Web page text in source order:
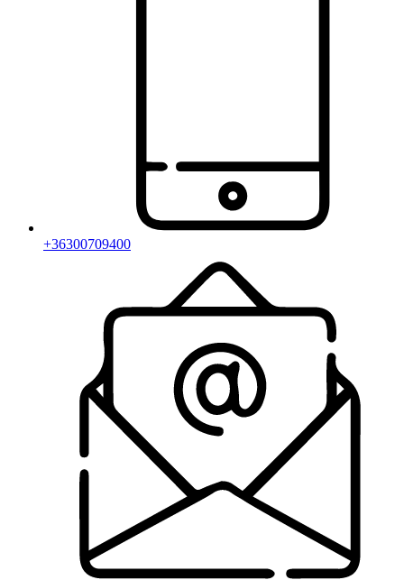
+36300709400